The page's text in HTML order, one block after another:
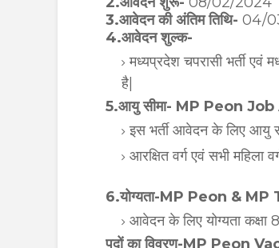
3.आवेदन की अंतिम तिथि- 04/
4.आवेदन शुल्क-
मध्यप्रदेश चपरासी भर्ती एवं
है|
5.आयु सीमा- MP Peon
इस भर्ती आवेदन के लिए आयु
आरक्षित वर्ग एवं सभी महिला
6.योग्यता-MP Peon &
आवेदन के लिए योग्यता कक्षा
पदों का विवरण-MP